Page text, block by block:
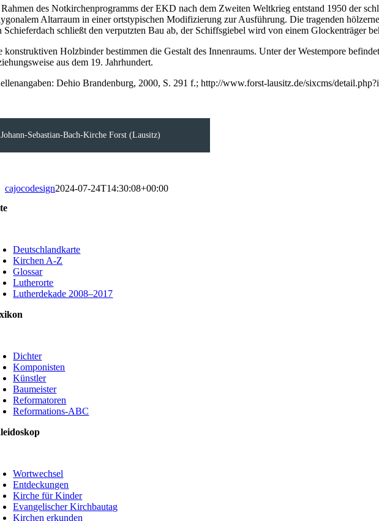
des Notkirchenprogramms der EKD nach dem Zweiten Weltkrieg entstand 1950 der
Altarraum in einer ortstypischen Modifizierung zur Ausführung. Die tragenden
Schieferdach schließt den verputzten Bau ab, der Schiffsgiebel wird von einem Glockenträger
konstruktiven Holzbinder bestimmen die Gestalt des Innenraums. Unter der Westempore
aus dem 19. Jahrhundert.
Dehio Brandenburg, 2000, S. 291 f.; http://www.forst-lausitz.de/sixcms/
Johann-Sebastian-Bach-Kirche Forst (Lausitz)
cajocodesign2024-07-24T14:30:08+00:00
Deutschlandkarte
Kirchen A-Z
Glossar
Lutherorte
Lutherdekade 2008–2017
Dichter
Komponisten
Künstler
Baumeister
Reformatoren
Reformations-ABC
Wortwechsel
Entdeckungen
Kirche für Kinder
Evangelischer Kirchbautag
Kirchen erkunden